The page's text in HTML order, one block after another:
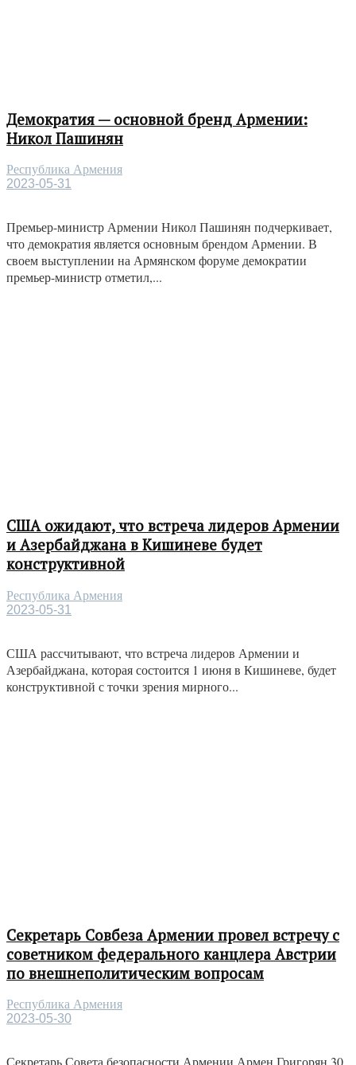
Демократия — основной бренд Армении:
Никол Пашинян
Республика Армения
2023-05-31
Премьер-министр Армении Никол Пашинян подчеркивает,
что демократия является основным брендом Армении. В
своем выступлении на Армянском форуме демократии
премьер-министр отметил,...
США ожидают, что встреча лидеров Армении
и Азербайджана в Кишиневе будет
конструктивной
Республика Армения
2023-05-31
США рассчитывают, что встреча лидеров Армении и
Азербайджана, которая состоится 1 июня в Кишиневе, будет
конструктивной с точки зрения мирного...
Секретарь Совбеза Армении провел встречу с
советником федерального канцлера Австрии
по внешнеполитическим вопросам
Республика Армения
2023-05-30
Секретарь Совета безопасности Армении Армен Григорян 30